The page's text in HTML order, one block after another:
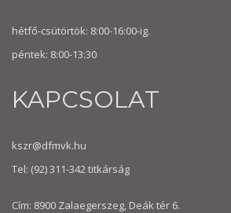
hétfő-csütörtök: 8:00-16:00-ig.
péntek: 8:00-13:30
KAPCSOLAT
kszr@dfmvk.hu
Tel: (92) 311-342titkárság
Cím: 8900 Zalaegerszeg, Deák tér 6.